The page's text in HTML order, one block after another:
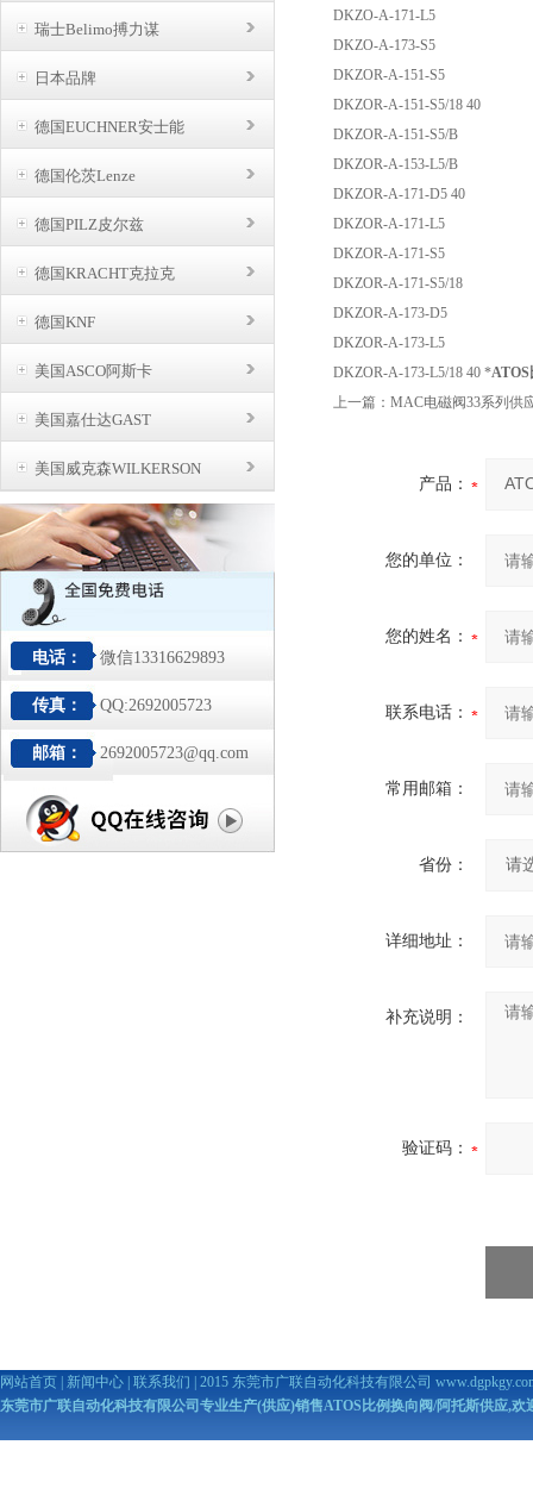
瑞士Belimo搏力谋
日本品牌
德国EUCHNER安士能
德国伦茨Lenze
德国PILZ皮尔兹
德国KRACHT克拉克
德国KNF
美国ASCO阿斯卡
美国嘉仕达GAST
美国威克森WILKERSON
电话： 微信13316629893
传真： QQ:2692005723
邮箱： 2692005723@qq.com
DKZO-A-171-L5
DKZO-A-173-S5
DKZOR-A-151-S5
DKZOR-A-151-S5/18 40
DKZOR-A-151-S5/B
DKZOR-A-153-L5/B
DKZOR-A-171-D5 40
DKZOR-A-171-L5
DKZOR-A-171-S5
DKZOR-A-171-S5/18
DKZOR-A-173-D5
DKZOR-A-173-L5
DKZOR-A-173-L5/18 40 *
上一篇： MAC电磁阀33系列供
产品：
您的单位：
您的姓名：
联系电话：
常用邮箱：
省份：
详细地址：
补充说明：
验证码：
网站首页 新闻中心 联系我们 | 2015 东莞市广联自动化科技有限公司
东莞市广联自动化科技有限公司专业生产(供应)销售ATOS比例换向阀/阿托斯供应,